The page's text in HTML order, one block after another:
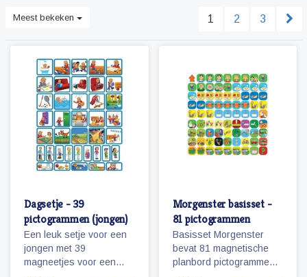
Meest bekeken 1 2 3
Dagsetje - 39
pictogrammen (jongen)
Een leuk setje voor een
jongen met 39
magneetjes voor een
Morgenster basisset -
81 pictogrammen
Basisset Morgenster
bevat 81 magnetische
planbord pictogrammen